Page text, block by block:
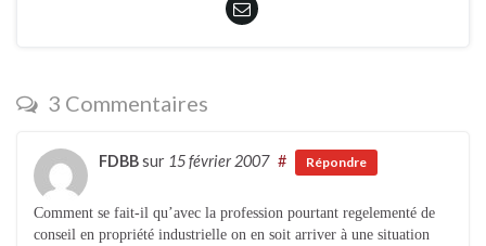
3 Commentaires
FDBBsur 15 février 2007 # Répondre
Comment se fait-il qu’avec la profession pourtant regelementé de
conseil en propriété industrielle on en soit arriver à une situation